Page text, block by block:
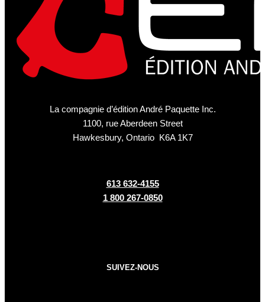
La compagnie d’édition André Paquette Inc.
1100, rue Aberdeen Street
Hawkesbury, Ontario K6A 1K7
613 632-4155
1 800 267-0850
SUIVEZ-NOUS